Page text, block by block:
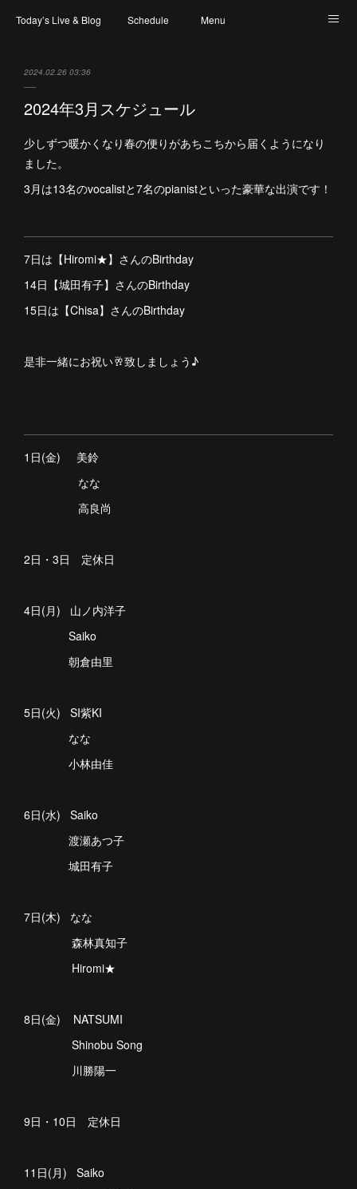
Today’s Live & Blog Schedule Menu
2024.02.26 03:36
2024年3月スケジュール
少しずつ暖かくなり春の便りがあちこちから届くようになり
ました。
3月は13名のvocalistと7名のpianistといった豪華な出演です！
7日は【Hiromi★】さんのBirthday
14日【城田有子】さんのBirthday
15日は【Chisa】さんのBirthday
是非一緒にお祝い🥂致しましょう♪
1日(金) 美鈴
なな
高良尚
2日・3日 定休日
4日(月) 山ノ内洋子
Saiko
朝倉由里
5日(火) SI紫KI
なな
小林由佳
6日(水) Saiko
渡瀬あつ子
城田有子
7日(木) なな
森林真知子
Hiromi★
8日(金) NATSUMI
Shinobu Song
川勝陽一
9日・10日 定休日
11日(月) Saiko